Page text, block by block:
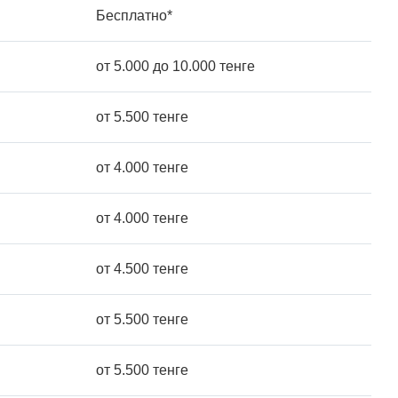
Бесплатно*
от 5.000 до 10.000 тенге
от 5.500 тенге
от 4.000 тенге
от 4.000 тенге
от 4.500 тенге
от 5.500 тенге
от 5.500 тенге